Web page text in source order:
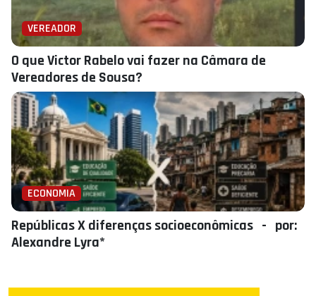
VEREADOR
O que Victor Rabelo vai fazer na Câmara de
Vereadores de Sousa?
ECONOMIA
Repúblicas X diferenças socioeconômicas - por:
Alexandre Lyra*